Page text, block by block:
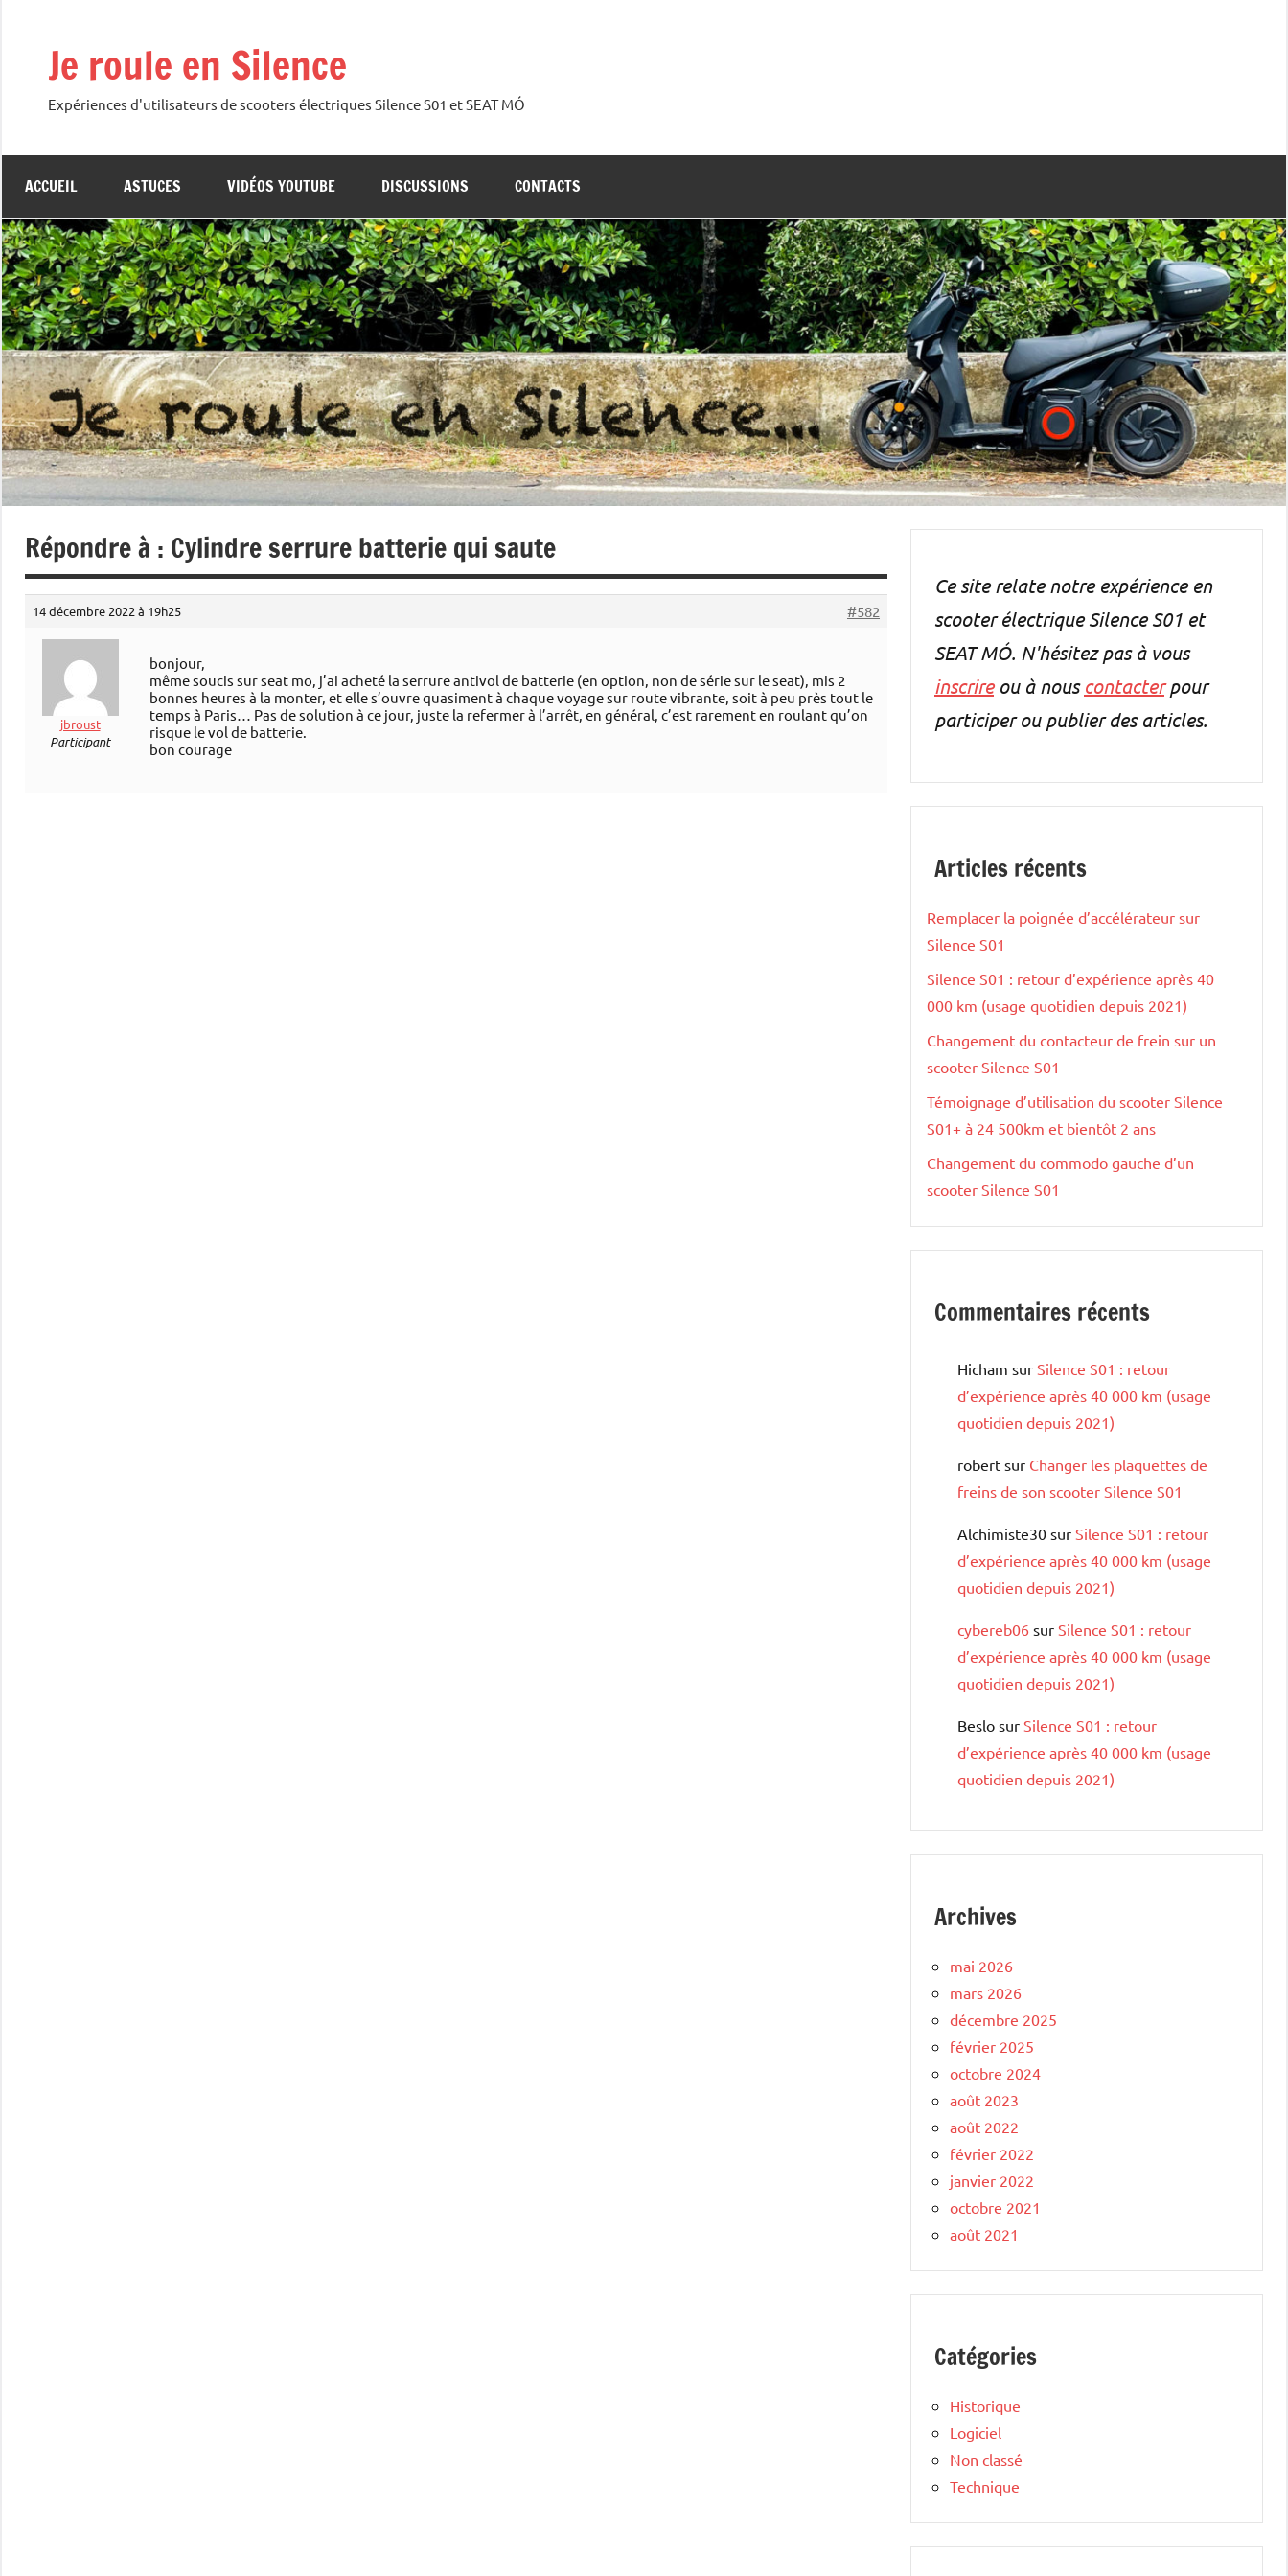
Je roule en Silence
Expériences d'utilisateurs de scooters électriques Silence S01 et SEAT MÓ
ACCUEIL ASTUCES VIDÉOS YOUTUBE DISCUSSIONS CONTACTS
Répondre à : Cylindre serrure batterie qui saute
14 décembre 2022 à 19h25 #582
jbroust
Participant
bonjour,
même soucis sur seat mo, j’ai acheté la serrure antivol de batterie (en option, non de série sur le seat), mis 2
bonnes heures à la monter, et elle s’ouvre quasiment à chaque voyage sur route vibrante, soit à peu près tout le
temps à Paris… Pas de solution à ce jour, juste la refermer à l’arrêt, en général, c’est rarement en roulant qu’on
risque le vol de batterie.
bon courage
Ce site relate notre expérience en
scooter électrique Silence S01 et
SEAT MÓ. N'hésitez pas à vous
inscrireou à nous contacterpour
participer ou publier des articles.
Articles récents
Remplacer la poignée d’accélérateur sur
Silence S01
Silence S01 : retour d’expérience après 40
000 km (usage quotidien depuis 2021)
Changement du contacteur de frein sur un
scooter Silence S01
Témoignage d’utilisation du scooter Silence
S01+ à 24 500km et bientôt 2 ans
Changement du commodo gauche d’un
scooter Silence S01
Commentaires récents
Hicham sur Silence S01 : retour
d’expérience après 40 000 km (usage
quotidien depuis 2021)
robert sur Changer les plaquettes de
freins de son scooter Silence S01
Alchimiste30 sur Silence S01 : retour
d’expérience après 40 000 km (usage
quotidien depuis 2021)
cybereb06 sur Silence S01 : retour
d’expérience après 40 000 km (usage
quotidien depuis 2021)
Beslo sur Silence S01 : retour
d’expérience après 40 000 km (usage
quotidien depuis 2021)
Archives
mai 2026
mars 2026
décembre 2025
février 2025
octobre 2024
août 2023
août 2022
février 2022
janvier 2022
octobre 2021
août 2021
Catégories
Historique
Logiciel
Non classé
Technique